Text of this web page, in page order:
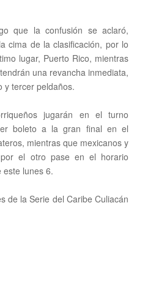
que la confusión se aclaró,
cima de la clasificación, por lo
lugar, Puerto Rico, mientras
una revancha inmediata,
y tercer peldaños.
jugarán en el turno
boleto a la gran final en el
mientras que mexicanos y
el otro pase en el horario
este lunes 6.
de laSerie del Caribe Culiacán